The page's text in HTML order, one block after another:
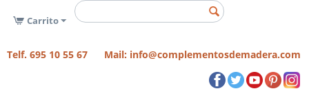
Carrito
Telf. 695 10 55 67 Mail: info@complementosdemadera.com